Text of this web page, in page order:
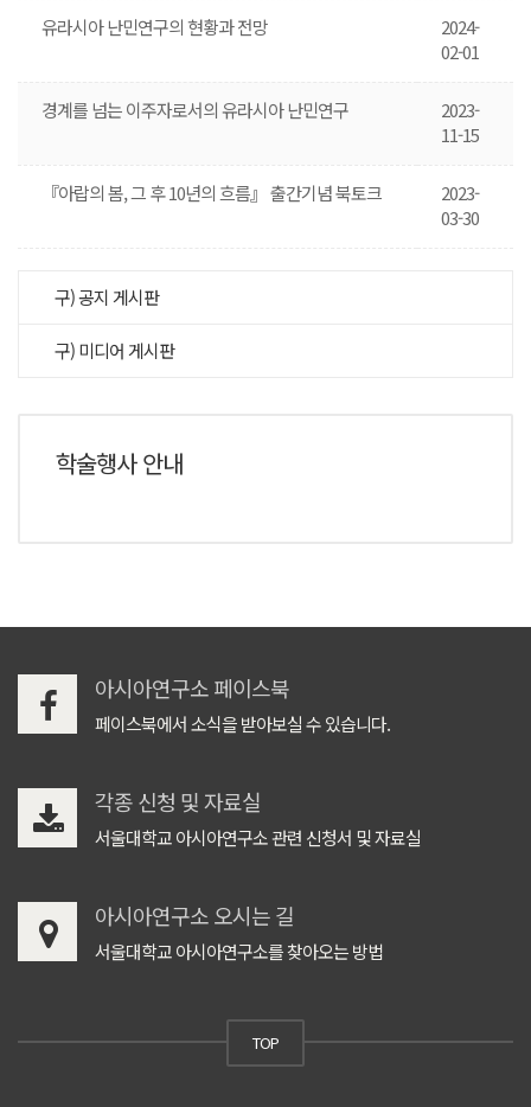
유라시아 난민연구의 현황과 전망
2024-
02-01
경계를 넘는 이주자로서의 유라시아 난민연구
2023-
11-15
『아랍의 봄, 그 후 10년의 흐름』 출간기념 북토크
2023-
03-30
구) 공지 게시판
구) 미디어 게시판
학술행사 안내
아시아연구소 페이스북
페이스북에서 소식을 받아보실 수 있습니다.
각종 신청 및 자료실
서울대학교 아시아연구소 관련 신청서 및 자료실
아시아연구소 오시는 길
서울대학교 아시아연구소를 찾아오는 방법
TOP